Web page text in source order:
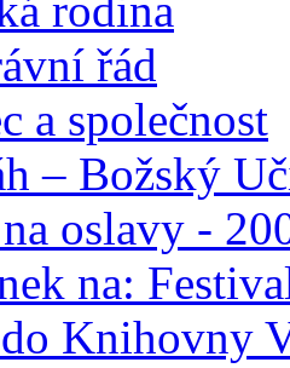
řád
a společnost
– Božský
oslavy -
na:
Knihovny